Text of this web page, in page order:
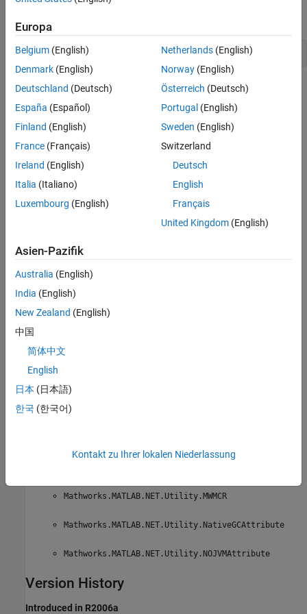
Version History
public class MWMCR : IDisposable
Properties
Methods
expand all
Public Methods
Fields
Mathworks.MATLAB.NET.Utility
Mathworks.MATLAB.NET.Utility.LOGFILEAttribute
Mathworks.MATLAB.NET.Utility.MCRVersion
Mathworks.MATLAB.NET.Utility.MWMCR
Mathworks.MATLAB.NET.Utility.NativeGCAttribute
Mathworks.MATLAB.NET.Utility.NOJVMAttribute
Version History
Introduced in R2006a
Europa
Belgium (English)
Denmark (English)
Deutschland (Deutsch)
España (Español)
Finland (English)
France (Français)
Ireland (English)
Italia (Italiano)
Luxembourg (English)
Netherlands(English)
Norway(English)
Österreich (Deutsch)
Portugal (English)
Sweden (English)
Switzerland
Deutsch
English
Français
United Kingdom(English)
Asien-Pazifik
Australia (English)
India (English)
New Zealand (English)
中国
简体中文
English
日本 (日本語)
한국 (한국어)
Kontakt zu Ihrer lokalen Niederlassung